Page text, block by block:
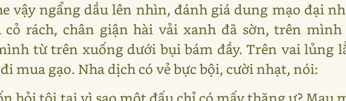
vậy ngẩng dầu lên nhìn, đánh giá dung mạo đại
cỏ rách, chân giận hài vải xanh đã sờn, trên
từ trên xuống dưới bụi bám đầy. Trên vai lủng
mua gạo. Nha dịch có vẻ bực bội, cười nhạt, nói: